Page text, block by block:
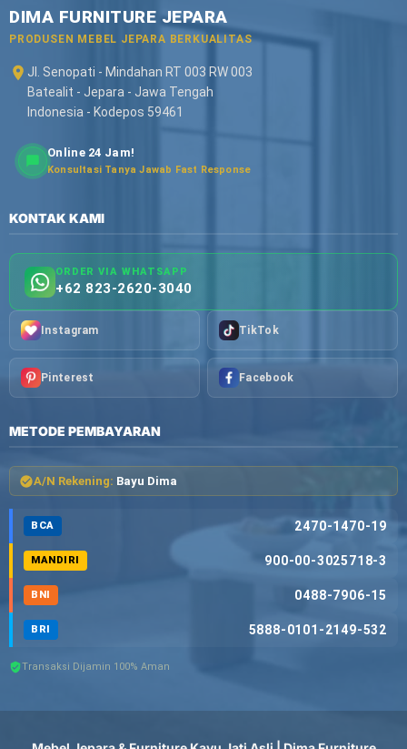
DIMA FURNITURE JEPARA
PRODUSEN MEBEL JEPARA BERKUALITAS
Jl. Senopati - Mindahan RT 003 RW 003
Batealit - Jepara - Jawa Tengah
Indonesia - Kodepos 59461
Online 24 Jam!
Konsultasi Tanya Jawab Fast Response
KONTAK KAMI
ORDER VIA WHATSAPP
+62 823-2620-3040
Instagram TikTok
Pinterest Facebook
METODE PEMBAYARAN
A/N Rekening: Bayu Dima
BCA 2470-1470-19
MANDIRI 900-00-3025718-3
BNI 0488-7906-15
BRI 5888-0101-2149-532
Transaksi Dijamin 100% Aman